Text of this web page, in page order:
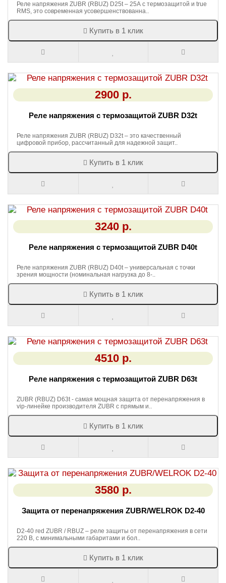
Реле напряжения ZUBR (RBUZ) D25t – 25А с термозащитой и true
RMS, это современная усовершенствованна..
Купить в 1 клик
2900 р.
Реле напряжения с термозащитой ZUBR D32t
Реле напряжения ZUBR (RBUZ) D32t – это качественный
цифровой прибор, рассчитанный для надежной защит..
Купить в 1 клик
3240 р.
Реле напряжения с термозащитой ZUBR D40t
Реле напряжения ZUBR (RBUZ) D40t – универсальная с точки
зрения мощности (номинальная нагрузка до 8-..
Купить в 1 клик
4510 р.
Реле напряжения с термозащитой ZUBR D63t
ZUBR (RBUZ) D63t - самая мощная защита от перенапряжения в
vip-линейке производителя ZUBR с прямым и..
Купить в 1 клик
3580 р.
Защита от перенапряжения ZUBR/WELROK D2-40
D2-40 red ZUBR / RBUZ – реле защиты от перенапряжения в сети
220 В, с минимальными габаритами и бол..
Купить в 1 клик